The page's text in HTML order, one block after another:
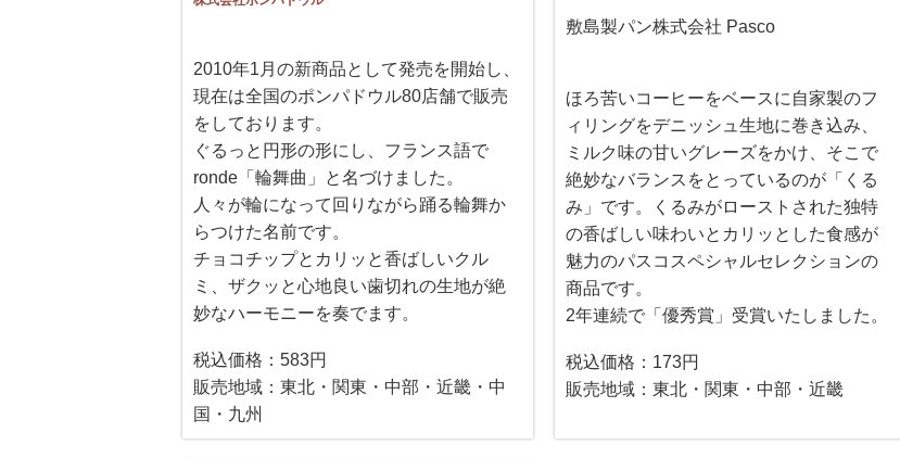
2010年1月の新商品として発売を開始し、
現在は全国のポンパドウル80店舗で販売
をしております。
ぐるっと円形の形にし、フランス語で
ronde「輪舞曲」と名づけました。
人々が輪になって回りながら踊る輪舞か
らつけた名前です。
チョコチップとカリッと香ばしいクル
ミ、ザクッと心地良い歯切れの生地が絶
妙なハーモニーを奏でます。
税込価格：583円
販売地域：東北・関東・中部・近畿・中
国・九州
敷島製パン株式会社 Pasco
ほろ苦いコーヒーをベースに自家製のフ
ィリングをデニッシュ生地に巻き込み、
ミルク味の甘いグレーズをかけ、そこで
絶妙なバランスをとっているのが「くる
み」です。くるみがローストされた独特
の香ばしい味わいとカリッとした食感が
魅力のパスコスペシャルセレクションの
商品です。
2年連続で「優秀賞」受賞いたしました。
税込価格：173円
販売地域：東北・関東・中部・近畿